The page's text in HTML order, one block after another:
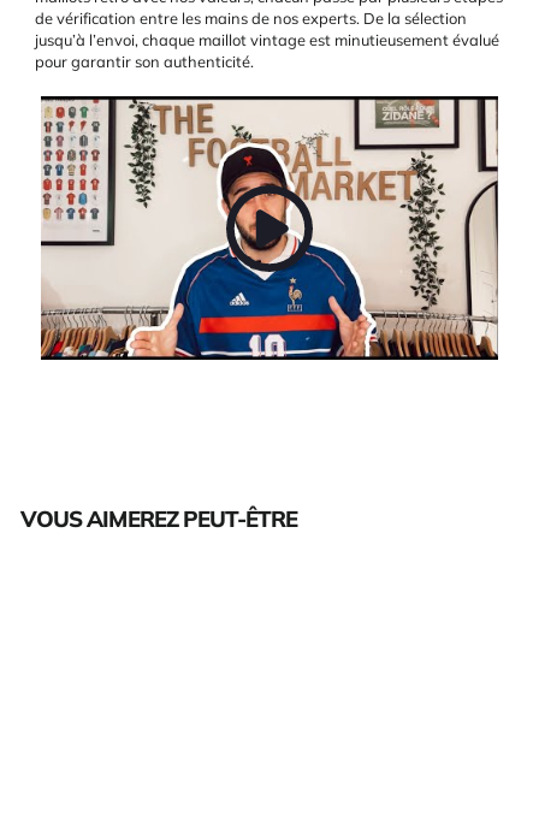
de vérification entre les mains de nos experts. De la sélection
jusqu’à l’envoi, chaque maillot vintage est minutieusement évalué
pour garantir son authenticité.
VOUS AIMEREZ PEUT-ÊTRE